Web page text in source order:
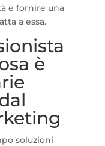
e fornire una
a essa.
è
soluzioni